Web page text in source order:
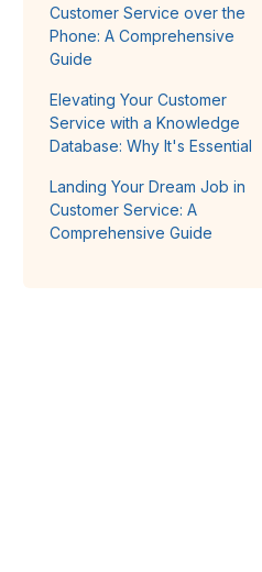
Customer Service over the
Phone: A Comprehensive
Guide
Elevating Your Customer
Service with a Knowledge
Database: Why It's Essential
Landing Your Dream Job in
Customer Service: A
Comprehensive Guide